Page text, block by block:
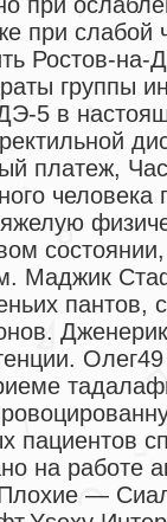
при слабой
Ростов-на-
группы
5 в
платеж,
человека
Маджик
пантов,
пациентов
на работе
—